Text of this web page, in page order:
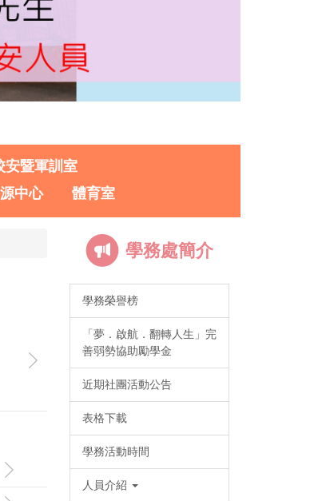
安暨軍訓室
中心 體育室
學務處簡介
學務榮譽榜
「夢．啟航．翻轉人生」完
善弱勢協助勵學金
近期社團活動公告
表格下載
學務活動時間
人員介紹